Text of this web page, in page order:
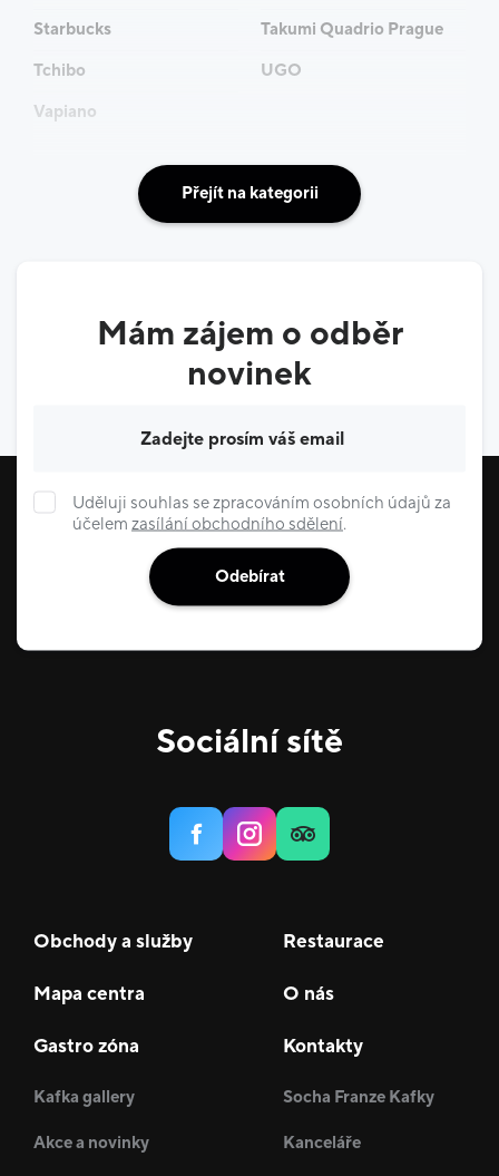
Starbucks
Takumi Quadrio Prague
Tchibo
UGO
Vapiano
Přejít na kategorii
Mám zájem o odběr
novinek
Uděluji souhlas se zpracováním osobních údajů za
účelem zasílání obchodního sdělení.
Odebírat
Sociální sítě
Obchody a služby Restaurace
Mapa centra O nás
Gastro zóna Kontakty
Kafka gallery Socha Franze Kafky
Akce a novinky Kanceláře